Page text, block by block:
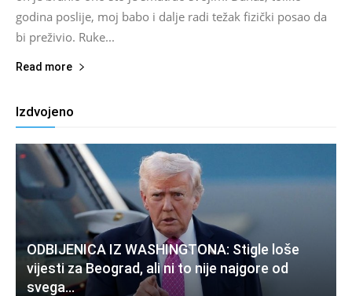
godina poslije, moj babo i dalje radi težak fizički posao da
bi preživio. Ruke...
Read more
Izdvojeno
ODBIJENICA IZ WASHINGTONA: Stigle loše
vijesti za Beograd, ali ni to nije najgore od
svega…